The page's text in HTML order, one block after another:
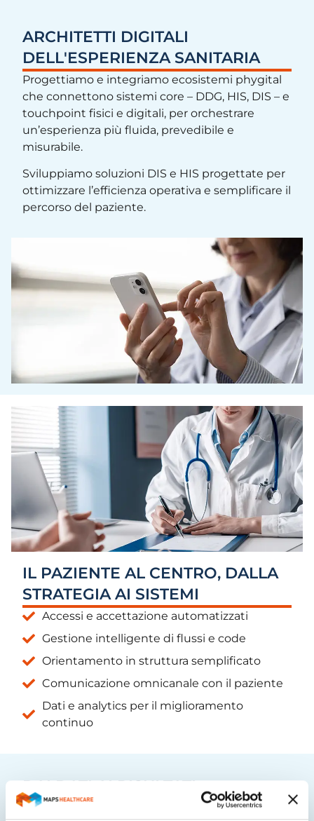
ARCHITETTI DIGITALI
DELL'ESPERIENZA SANITARIA
Progettiamo e integriamo ecosistemi phygital
che connettono sistemi core – DDG, HIS, DIS – e
touchpoint fisici e digitali, per orchestrare
un’esperienza più fluida, prevedibile e
misurabile.
Sviluppiamo soluzioni DIS e HIS progettate per
ottimizzare l’efficienza operativa e semplificare il
percorso del paziente.
IL PAZIENTE AL CENTRO, DALLA
STRATEGIA AI SISTEMI
Accessi e accettazione automatizzati
Gestione intelligente di flussi e code
Orientamento in struttura semplificato
Comunicazione omnicanale con il paziente
Dati e analytics per il miglioramento
continuo
DAI DATI AI RISULTATI
Raccogliamo e trasformiamo i dati sanitari di